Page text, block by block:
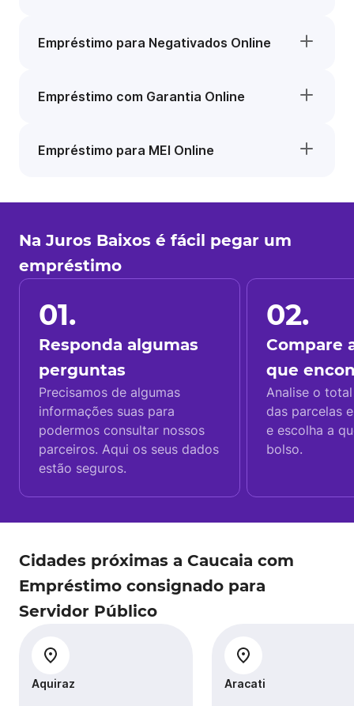
Empréstimo para Negativados Online
Empréstimo com Garantia Online
Empréstimo para MEI Online
Na Juros Baixos é fácil pegar um
empréstimo
01.
Responda algumas
perguntas
Precisamos de algumas
informações suas para
podermos consultar nossos
parceiros. Aqui os seus dados
estão seguros.
02.
Compare
que
Analise o
das parcelas
e escolha a
bolso.
Cidades próximas a Caucaia com
Empréstimo consignado para
Servidor Público
Aquiraz Aracati